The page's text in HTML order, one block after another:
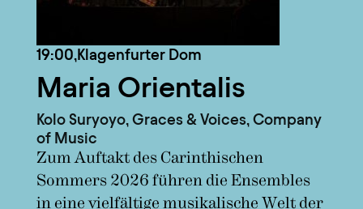
19:00,Klagenfurter Dom
Maria Orientalis
Kolo Suryoyo, Graces & Voices, Company
of Music
Zum Auftakt des Carinthischen
Sommers 2026 führen die Ensembles
in eine vielfältige musikalische Welt der